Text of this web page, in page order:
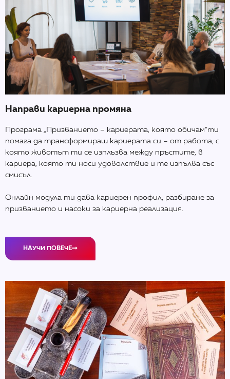
Направи кариерна промяна
Програма „Призванието – кариерата, която обичам“ти
помага да трансформираш кариерата си – от работа, с
която животът ти се изплъзва между пръстите, в
кариера, която ти носи удоволствие и те изпълва със
смисъл.
Онлайн модула ти дава кариерен профил, разбиране за
призванието и насоки за кариерна реализация.
НАУЧИ ПОВЕЧЕ